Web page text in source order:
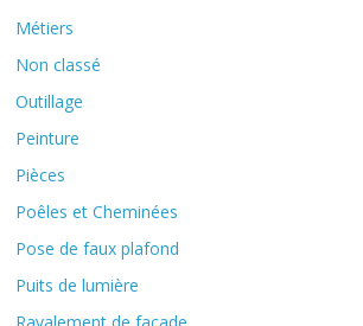
Métiers
Non classé
Outillage
Peinture
Pièces
Poêles et Cheminées
Pose de faux plafond
Puits de lumière